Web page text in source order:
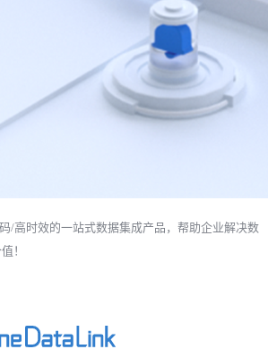
/高时效的一站式数据集成产品，帮助企业解决数
！